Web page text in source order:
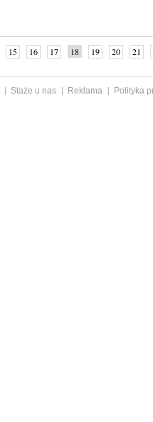
15 16 17 18 19 20 21
Staże u nas Reklama
Polityka